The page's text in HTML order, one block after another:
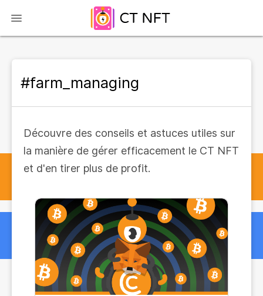
#farm_managing
Découvre des conseils et astuces utiles sur
la manière de gérer efficacement le CT NFT
et d'en tirer plus de profit.